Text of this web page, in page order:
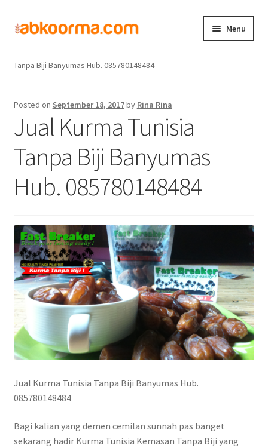
Menu
Home
Cara Order
Hubungi Kami
Tanpa Biji Banyumas Hub. 085780148484
Posted on September 18, 2017by Rina Rina
Jual Kurma Tunisia
Tanpa Biji Banyumas
Hub. 085780148484
Jual Kurma Tunisia Tanpa Biji Banyumas Hub.
085780148484
Bagi kalian yang demen cemilan sunnah pas banget
sekarang hadir Kurma Tunisia Kemasan Tanpa Biji yang